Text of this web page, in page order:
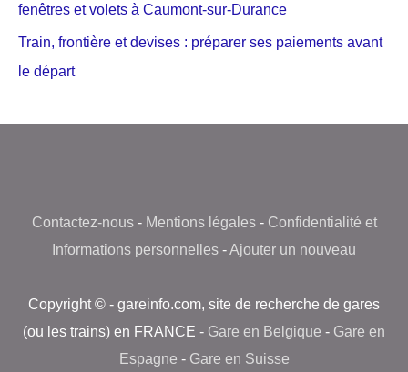
fenêtres et volets à Caumont-sur-Durance
Train, frontière et devises : préparer ses paiements avant
le départ
Contactez-nous- Mentions légales- Confidentialité et
Informations personnelles -Ajouter un nouveau
Copyright © - gareinfo.com, site de recherche de gares
(ou les trains) en FRANCE - Gare en Belgique - Gare en
Espagne - Gare en Suisse